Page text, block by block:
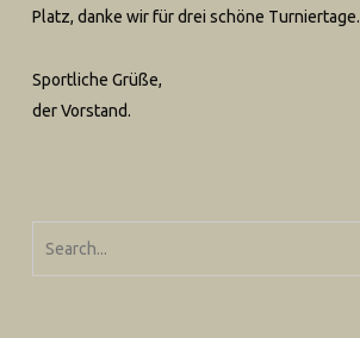
Platz, danke wir für drei schöne Turniertage.
Sportliche Grüße,
der Vorstand.